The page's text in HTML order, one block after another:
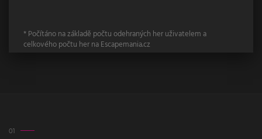
* Počítáno na základě počtu odehraných her uživatelem a
celkového počtu her na Escapemania.cz